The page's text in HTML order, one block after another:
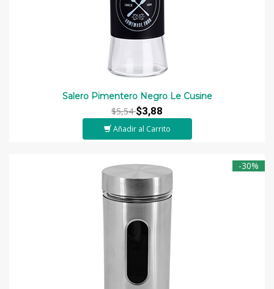
Salero Pimentero Negro Le Cusine
$5,54$3,88
Añadir al Carrito
-30%